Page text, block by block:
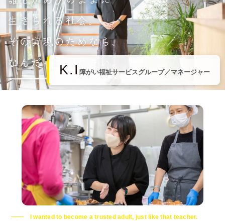
生 き ら れ る社会。
その実現のためなら、
なんだっ てや
K.I 障がい福祉サービスグループ／マネージャー
I wanted to become a trusted adult, just like that teacher.